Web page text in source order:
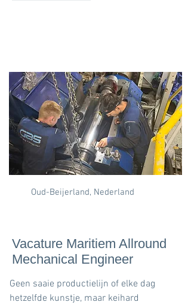
Oud-Beijerland, Nederland
Vacature Maritiem Allround
Mechanical Engineer
Geen saaie productielijn of elke dag
hetzelfde kunstje, maar keihard